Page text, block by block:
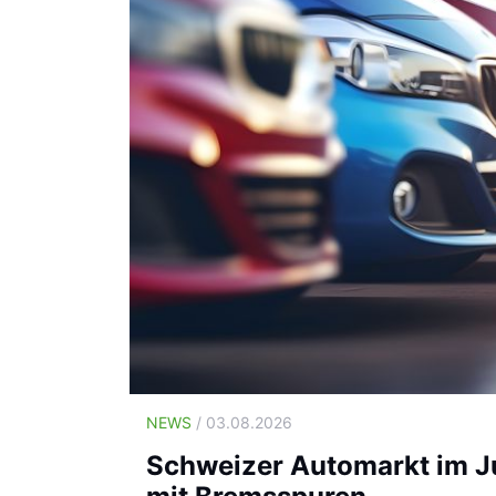
NEWS / 03.08.2026
Schweizer Automarkt im